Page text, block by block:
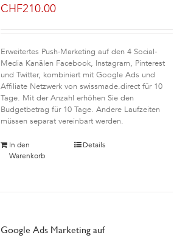
CHF210.00
Erweitertes Push-Marketing auf den 4 Social-
Media Kanälen Facebook, Instagram, Pinterest
und Twitter, kombiniert mit Google Ads und
Affiliate Netzwerk von swissmade.direct für 10
Tage. Mit der Anzahl erhöhen Sie den
Budgetbetrag für 10 Tage. Andere Laufzeiten
müssen separat vereinbart werden.
In den
Warenkorb
Details
Google Ads Marketing auf